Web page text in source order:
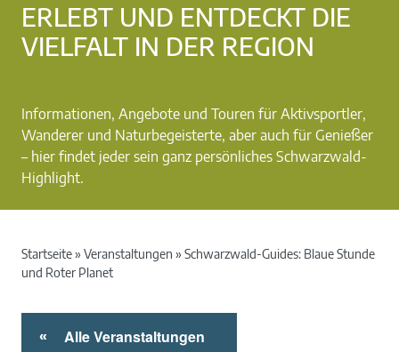
ERLEBT UND ENTDECKT DIE
VIELFALT IN DER REGION
Informationen, Angebote und Touren für Aktivsportler,
Wanderer und Naturbegeisterte, aber auch für Genießer
– hier findet jeder sein ganz persönliches Schwarzwald-
Highlight.
Startseite» Veranstaltungen » Schwarzwald-Guides: Blaue Stunde
und Roter Planet
« Alle Veranstaltungen